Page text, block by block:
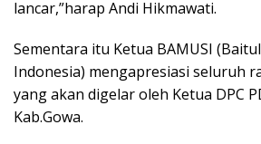
lancar,”harap Andi Hikmawati.
Sementara itu Ketua BAMUSI
Indonesia) mengapresiasi seluruh
yang akan digelar oleh Ketua DPC
Kab.Gowa.